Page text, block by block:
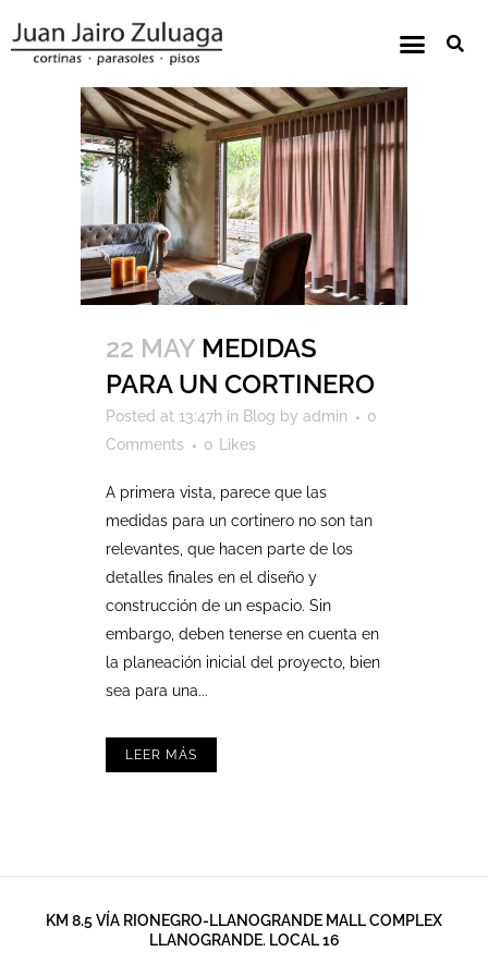
22 MAY MEDIDAS
PARA UN CORTINERO
Posted at 13:47h in Blog by admin
0
Comments
0 Likes
A primera vista, parece que las
medidas para un cortinero no son tan
relevantes, que hacen parte de los
detalles finales en el diseño y
construcción de un espacio. Sin
embargo, deben tenerse en cuenta en
la planeación inicial del proyecto, bien
sea para una...
LEER MÁS
KM 8.5 VÍA RIONEGRO-LLANOGRANDE MALL COMPLEX
LLANOGRANDE. LOCAL 16